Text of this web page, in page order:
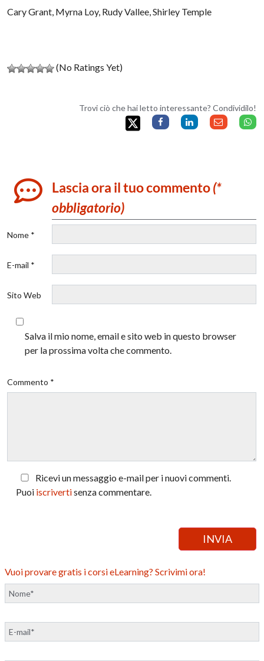
Cary Grant, Myrna Loy, Rudy Vallee, Shirley Temple
(No Ratings Yet)
Trovi ciò che hai letto interessante? Condividilo!
Lascia ora il tuo commento(*
obbligatorio)
Nome *
E-mail *
Sito Web
Salva il mio nome, email e sito web in questo browser
per la prossima volta che commento.
Commento *
Ricevi un messaggio e-mail per i nuovi commenti.
Puoi iscrivertisenza commentare.
Vuoi provare gratis i corsi eLearning? Scrivimi ora!